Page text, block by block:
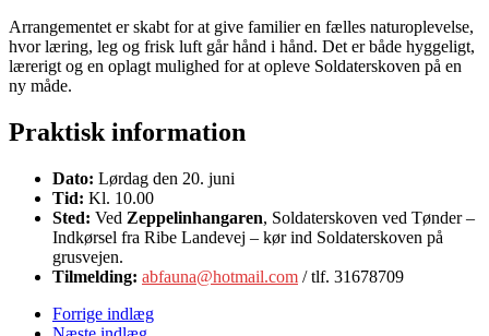
Arrangementet er skabt for at give familier en fælles naturoplevelse,
hvor læring, leg og frisk luft går hånd i hånd. Det er både hyggeligt,
lærerigt og en oplagt mulighed for at opleve Soldaterskoven på en
ny måde.
Praktisk information
Dato: Lørdag den 20. juni
Tid: Kl. 10.00
Sted: Ved Zeppelinhangaren, Soldaterskoven ved Tønder –
Indkørsel fra Ribe Landevej – kør ind Soldaterskoven på
grusvejen.
Tilmelding: abfauna@hotmail.com / tlf. 31678709
Forrige indlæg